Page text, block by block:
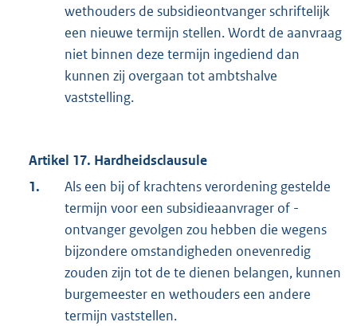
wethouders de subsidieontvanger schriftelijk
een nieuwe termijn stellen. Wordt de aanvraag
niet binnen deze termijn ingediend dan
kunnen zij overgaan tot ambtshalve
vaststelling.
Artikel 17. Hardheidsclausule
1.
Als een bij of krachtens verordening gestelde
termijn voor een subsidieaanvrager of -
ontvanger gevolgen zou hebben die wegens
bijzondere omstandigheden onevenredig
zouden zijn tot de te dienen belangen, kunnen
burgemeester en wethouders een andere
termijn vaststellen.